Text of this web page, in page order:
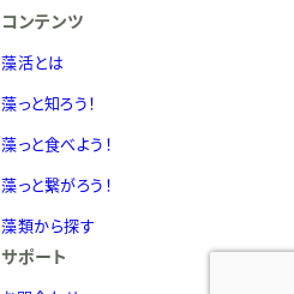
コンテンツ
藻活とは
藻っと知ろう！
藻っと食べよう！
藻っと繋がろう！
藻類から探す
サポート